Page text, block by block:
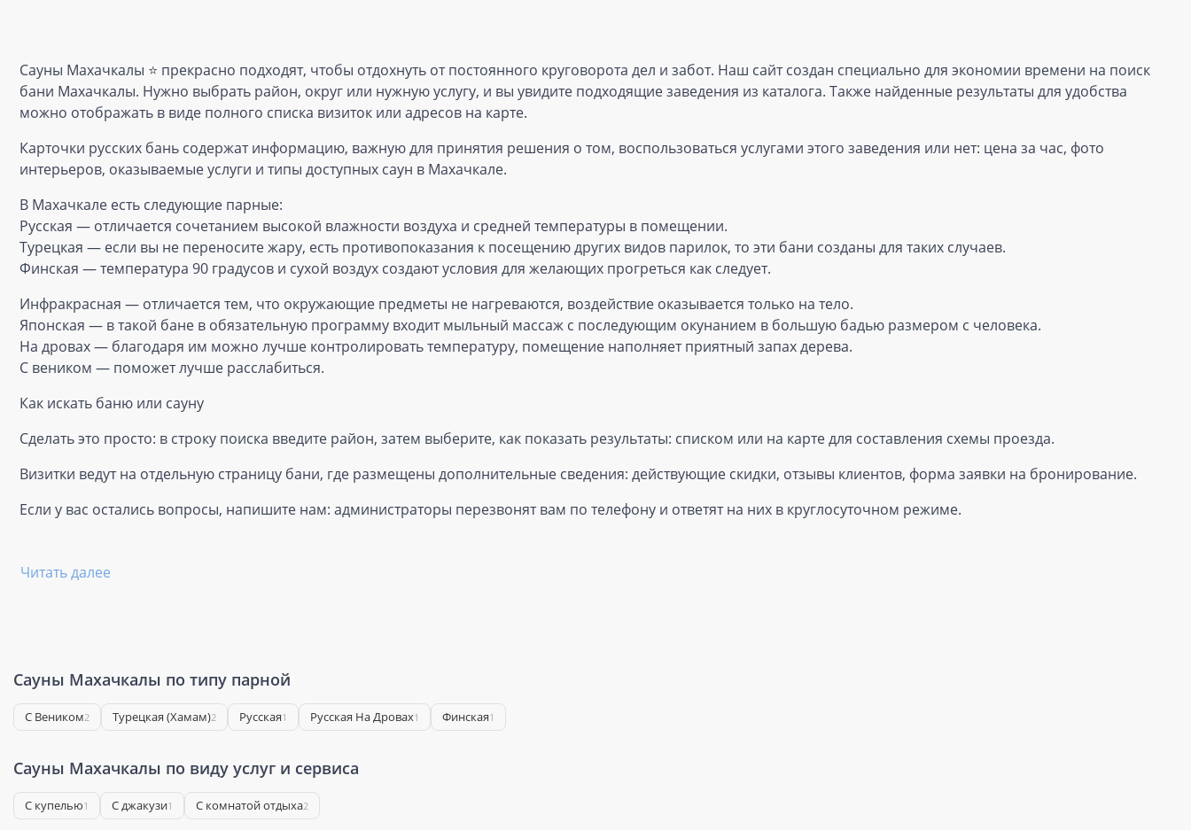
Сауны Махачкалы ⭐️ прекрасно подходят, чтобы отдохнуть от постоянного круговорота дел и забот. Наш сайт создан специально для экономии времени на поиск
бани Махачкалы. Нужно выбрать район, округ или нужную услугу, и вы увидите подходящие заведения из каталога. Также найденные результаты для удобства
можно отображать в виде полного списка визиток или адресов на карте.
Карточки русских бань содержат информацию, важную для принятия решения о том, воспользоваться услугами этого заведения или нет: цена за час, фото
интерьеров, оказываемые услуги и типы доступных саун в Махачкале.
В Махачкале есть следующие парные:
Русская — отличается сочетанием высокой влажности воздуха и средней температуры в помещении.
Турецкая — если вы не переносите жару, есть противопоказания к посещению других видов парилок, то эти бани созданы для таких случаев.
Финская — температура 90 градусов и сухой воздух создают условия для желающих прогреться как следует.
Инфракрасная — отличается тем, что окружающие предметы не нагреваются, воздействие оказывается только на тело.
Японская — в такой бане в обязательную программу входит мыльный массаж с последующим окунанием в большую бадью размером с человека.
На дровах — благодаря им можно лучше контролировать температуру, помещение наполняет приятный запах дерева.
С веником — поможет лучше расслабиться.
Как искать баню или сауну
Сделать это просто: в строку поиска введите район, затем выберите, как показать результаты: списком или на карте для составления схемы проезда.
Визитки ведут на отдельную страницу бани, где размещены дополнительные сведения: действующие скидки, отзывы клиентов, форма заявки на бронирование.
Если у вас остались вопросы, напишите нам: администраторы перезвонят вам по телефону и ответят на них в круглосуточном режиме.
Читать далее
Сауны Махачкалы по типу парной
С Веником2 Турецкая (Хамам)2 Русская1 Русская На Дровах1 Финская1
Сауны Махачкалы по виду услуг и сервиса
С купелью1 С джакузи1 С комнатой отдыха2